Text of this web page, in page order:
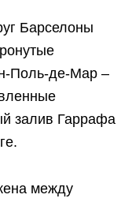
Барселоны
Поль-де-Мар –
залив Гаррафа
между